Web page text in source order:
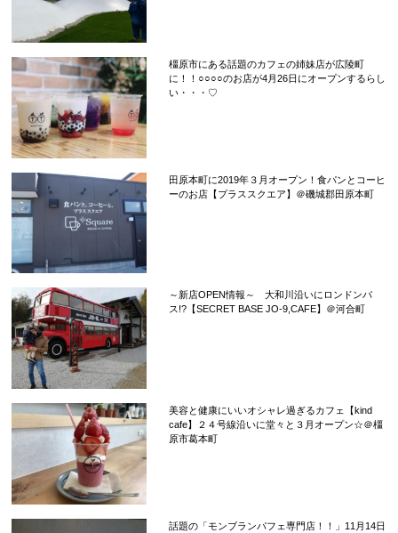
橿原市にある話題のカフェの姉妹店が広陵町
に！！○○○○のお店が4月26日にオープンするらし
い・・・♡
田原本町に2019年３月オープン！食パンとコーヒ
ーのお店【プラススクエア】＠磯城郡田原本町
～新店OPEN情報～ 大和川沿いにロンドンバ
ス!?【SECRET BASE JO-9,CAFE】＠河合町
美容と健康にいいオシャレ過ぎるカフェ【kind
cafe】２４号線沿いに堂々と３月オープン☆＠橿
原市葛本町
話題の「モンブランパフェ専門店！！」11月14日